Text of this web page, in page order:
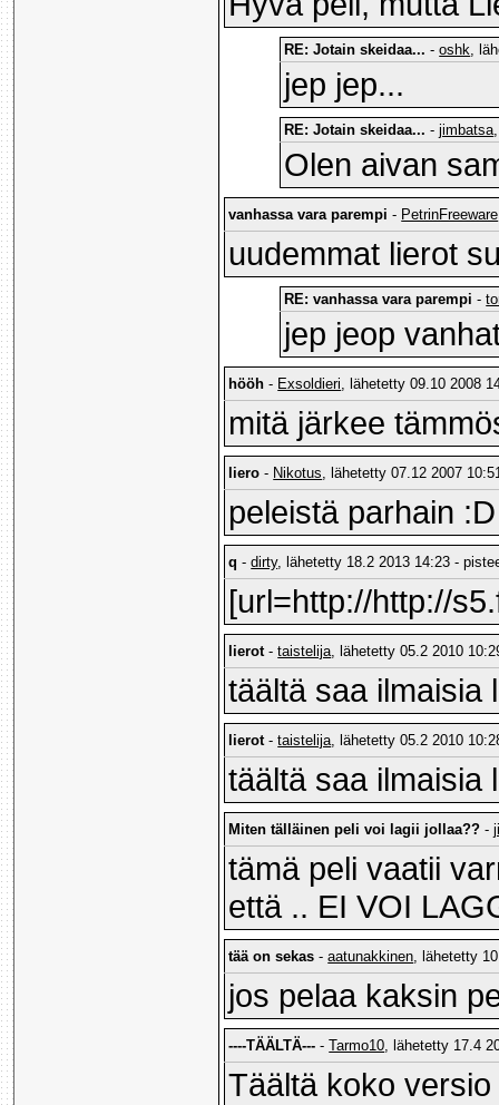
RE: Jotain skeidaa... -oshk,
jep jep...
RE: Jotain skeidaa... -jimbatsa
Olen aivan
vanhassa vara parempi - PetrinFreeware
uudemmat lierot
RE: vanhassa vara parempi -
jep jeop
hööh - Exsoldieri, lähetetty 09.10 2008
mitä järkee
liero - Nikotus, lähetetty 07.12 2007
peleistä parhain :D
q -dirty, lähetetty 18.2 2013 14:23 -
[url=http://http://
lierot-taistelija, lähetetty 05.2 2010
täältä saa ilmaisia
lierot-taistelija, lähetetty 05.2 2010
täältä saa ilmaisia
Miten tälläinen peli voi lagii jollaa?? -
tämä peli vaatii
että .. EI VOI
tää on sekas -aatunakkinen, lähetetty
jos pelaa kaksin
----TÄÄLTÄ--- -Tarmo10, lähetetty 17.4
Täältä koko